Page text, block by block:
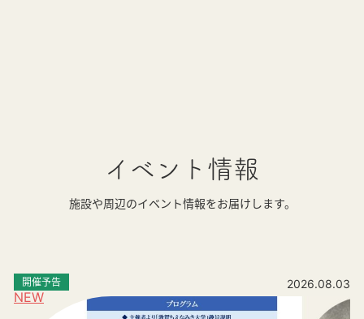
イベント情報
施設や周辺のイベント情報をお届けします。
NEW
開催予告 2026.08.03